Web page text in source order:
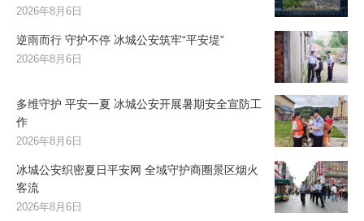
2026年8月6日
逆雨而行 守护不停 冰城公安筑牢“平安堤”
2026年8月6日
多维守护 平安一夏 冰城公安开展暑期安全宣防工
作
2026年8月6日
冰城公安织密夏日平安网 全域守护商圈景区烟火
客流
2026年8月6日